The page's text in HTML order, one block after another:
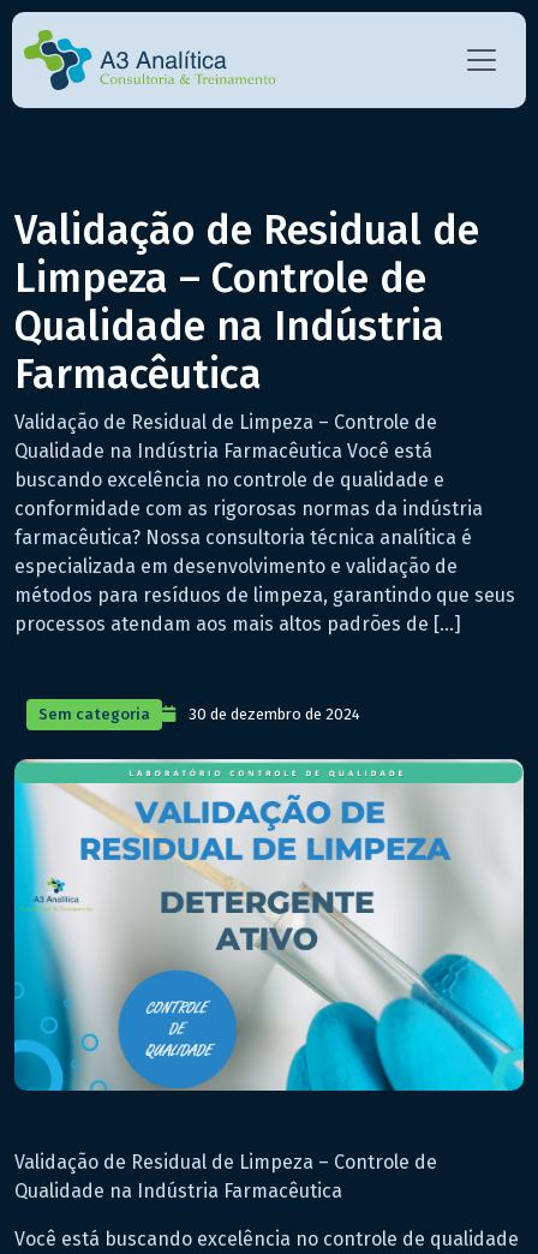
Validação de Residual de
Limpeza – Controle de
Qualidade na Indústria
Farmacêutica
Validação de Residual de Limpeza – Controle de
Qualidade na Indústria Farmacêutica Você está
buscando excelência no controle de qualidade e
conformidade com as rigorosas normas da indústria
farmacêutica? Nossa consultoria técnica analítica é
especializada em desenvolvimento e validação de
métodos para resíduos de limpeza, garantindo que seus
processos atendam aos mais altos padrões de […]
Sem categoria 30 de dezembro de 2024
Validação de Residual de Limpeza – Controle de
Qualidade na Indústria Farmacêutica
Você está buscando excelência no controle de qualidade